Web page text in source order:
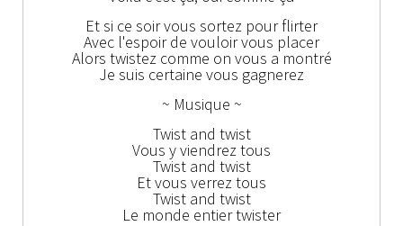
Et si ce soir vous sortez pour flirter
Avec l'espoir de vouloir vous placer
Alors twistez comme on vous a montré
Je suis certaine vous gagnerez
~ Musique ~
Twist and twist
Vous y viendrez tous
Twist and twist
Et vous verrez tous
Twist and twist
Le monde entier twister